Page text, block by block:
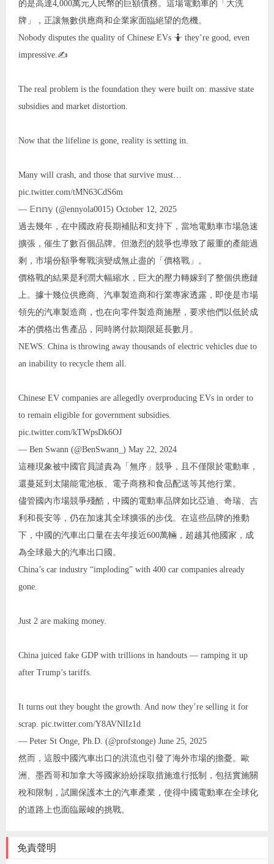
的是高達4,000萬元人民幣的巨額債務。這場電動車的「大洗
牌」，正讓無數供應商和企業家面臨絕望的危機。
Nobody disputes the quality of Chinese EVs 🤷 they’re good, even
impressive.✍️
The real problem is the foundation they were built on: massive state
subsidies and market distortion.
Now that the lifeline is gone, reality is setting in.
Many will crash, and those that survive must…
pic.twitter.com/tMN63CdS6m
— 𝔼𝕟𝕟𝕪 (@ennyola0015) October 12, 2025
過去幾年，在中國政府長期補貼和支持下，當地電動車市場急速
擴張，催生了數百個品牌。但激烈的競爭也導致了嚴重的產能過
剩，市場份額爭奪戰演變成無止盡的「價格戰」。
價格戰的結果是利潤大幅縮水，巨大的壓力轉嫁到了整個供應鏈
上。據十幾位供應商、汽車製造商和行業專家透露，即使是市場
領先的汽車製造商，也在向零件製造商施壓，要求他們以低於成
本的價格出售產品，同時將付款期限延長數月。
NEWS: China is throwing away thousands of electric vehicles due to
an inability to recycle them all.
Chinese EV companies are allegedly overproducing EVs in order to
to remain eligible for government subsidies.
pic.twitter.com/kTWpsDk6OJ
— Ben Swann (@BenSwann_) May 22, 2024
這種現象被中國官員譴責為「無序」競爭，且不僅限於電動車，
還蔓延到太陽能電池板、電子商務和食品配送等其他行業。
儘管國內市場競爭殘酷，中國的電動車品牌如比亞迪、奇瑞、吉
利和長安等，仍在加速其全球擴張的步伐。在這些品牌的推動
下，中國的汽車出口量在去年接近600萬輛，超越其他國家，成
為全球最大的汽車出口國。
China’s car industry “imploding” with 400 car companies already
gone.
Just 2 are making money.
China juiced fake GDP with trillions in handouts — ramping it up
after Trump’s tariffs.
It turns out they bought the growth. And now they’re selling it for
scrap. pic.twitter.com/Y8AVNlIz1d
— Peter St Onge, Ph.D. (@profstonge) June 25, 2025
然而，這股中國汽車出口的洪流也引發了海外市場的擔憂。歐
洲、墨西哥和加拿大等國家紛紛採取措施進行抵制，包括實施關
稅和限制，試圖保護本土的汽車產業，使得中國電動車在全球化
的道路上也面臨嚴峻的挑戰。
免責聲明